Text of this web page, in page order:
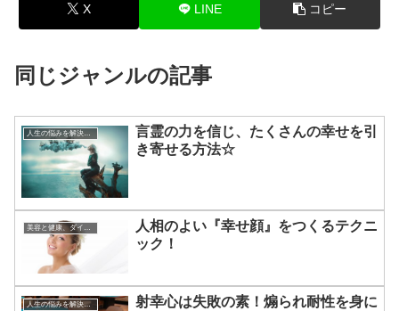
X LINE コピー
同じジャンルの記事
人生の悩みを解決する方法
言霊の力を信じ、たくさんの幸せを引
き寄せる方法☆
美容と健康、ダイエット
人相のよい『幸せ顔』をつくるテクニ
ック！
人生の悩みを解決する方法
射幸心は失敗の素！煽られ耐性を身に